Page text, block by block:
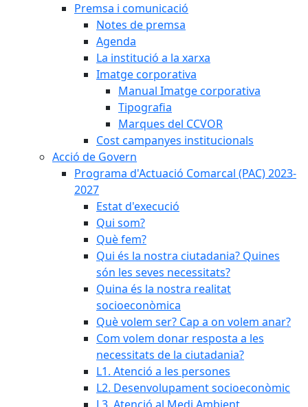
Premsa i comunicació
Notes de premsa
Agenda
La institució a la xarxa
Imatge corporativa
Manual Imatge corporativa
Tipografia
Marques del CCVOR
Cost campanyes institucionals
Acció de Govern
Programa d'Actuació Comarcal (PAC) 2023-
2027
Estat d'execució
Qui som?
Què fem?
Qui és la nostra ciutadania? Quines
són les seves necessitats?
Quina és la nostra realitat
socioeconòmica
Què volem ser? Cap a on volem anar?
Com volem donar resposta a les
necessitats de la ciutadania?
L1. Atenció a les persones
L2. Desenvolupament socioeconòmic